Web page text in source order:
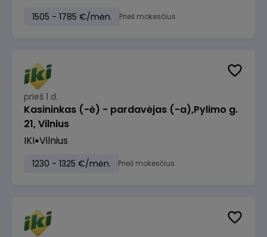
1505 - 1785 €/mėn. Prieš mokesčius
prieš 1 d.
Kasininkas (-ė) - pardavėjas (-a),Pylimo g.
21, Vilnius
IKI Vilnius
1230 - 1325 €/mėn. Prieš mokesčius